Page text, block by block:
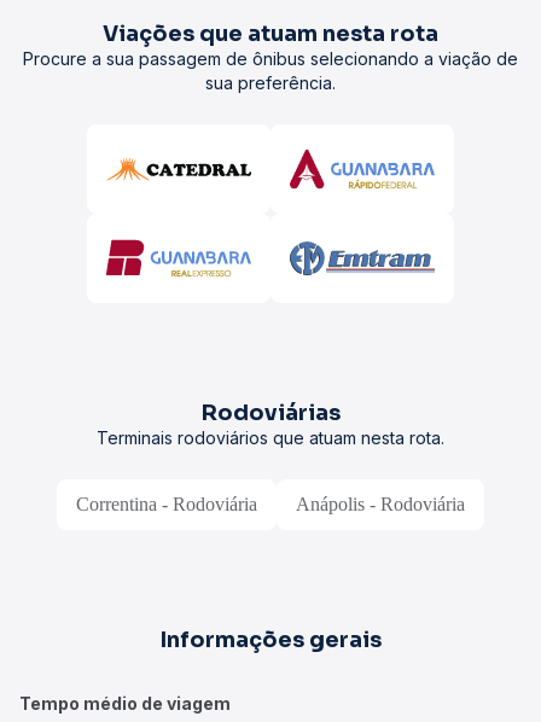
Viações que atuam nesta rota
Procure a sua passagem de ônibus selecionando a viação de
sua preferência.
Rodoviárias
Terminais rodoviários que atuam nesta rota.
Correntina - Rodoviária Anápolis - Rodoviária
Informações gerais
Tempo médio de viagem